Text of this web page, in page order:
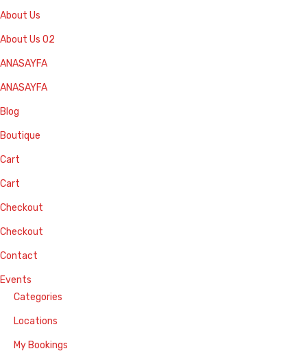
About Us
About Us 02
ANASAYFA
ANASAYFA
Blog
Boutique
Cart
Cart
Checkout
Checkout
Contact
Events
Categories
Locations
My Bookings